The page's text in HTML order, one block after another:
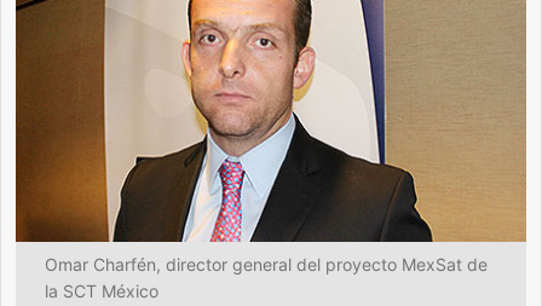
Omar Charfén, director general del proyecto MexSat de
la SCT México